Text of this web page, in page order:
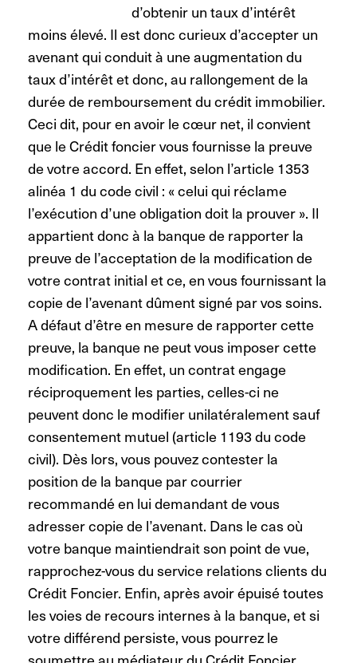
d’obtenir un taux d’intérêt
moins élevé. Il est donc curieux d’accepter un
avenant qui conduit à une augmentation du
taux d’intérêt et donc, au rallongement de la
durée de remboursement du crédit immobilier.
Ceci dit, pour en avoir le cœur net, il convient
que le Crédit foncier vous fournisse la preuve
de votre accord. En effet, selon l’article 1353
alinéa 1 du code civil : « celui qui réclame
l’exécution d’une obligation doit la prouver ». Il
appartient donc à la banque de rapporter la
preuve de l’acceptation de la modification de
votre contrat initial et ce, en vous fournissant la
copie de l’avenant dûment signé par vos soins.
A défaut d’être en mesure de rapporter cette
preuve, la banque ne peut vous imposer cette
modification. En effet, un contrat engage
réciproquement les parties, celles-ci ne
peuvent donc le modifier unilatéralement sauf
consentement mutuel (article 1193 du code
civil). Dès lors, vous pouvez contester la
position de la banque par courrier
recommandé en lui demandant de vous
adresser copie de l’avenant. Dans le cas où
votre banque maintiendrait son point de vue,
rapprochez-vous du service relations clients du
Crédit Foncier. Enfin, après avoir épuisé toutes
les voies de recours internes à la banque, et si
votre différend persiste, vous pourrez le